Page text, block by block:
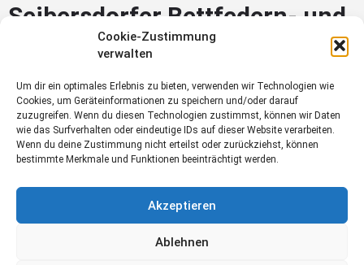
Cookie-Zustimmung
verwalten
Um dir ein optimales Erlebnis zu bieten, verwenden wir Technologien wie
Cookies, um Geräteinformationen zu speichern und/oder darauf
zuzugreifen. Wenn du diesen Technologien zustimmst, können wir Daten
wie das Surfverhalten oder eindeutige IDs auf dieser Website verarbeiten.
Wenn du deine Zustimmung nicht erteilst oder zurückziehst, können
bestimmte Merkmale und Funktionen beeinträchtigt werden.
Akzeptieren
Ablehnen
Seibersdorfer Bettfedern- und
Daunenfabrik GmbH
Johann-Strauß-Straße 1
2485 Wampersdorf
Tel.: +43 800 400 1720 41
office@seibersdorfer.at
https://www.seibersdorfer.at/